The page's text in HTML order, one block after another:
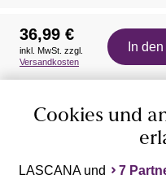
Auszeichnungen
36,99 €
inkl. MwSt. zzgl.
Versandkosten
In
Cookies und
LASCANA und 7